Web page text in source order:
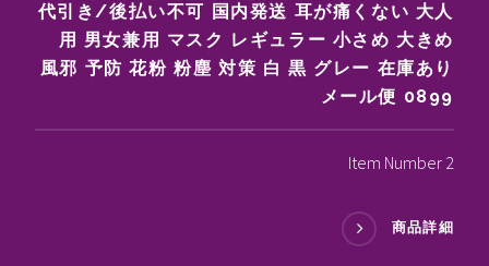
代引き/後払い不可 国内発送 耳が痛くない 大人
用 男女兼用 マスク レギュラー 小さめ 大きめ
風邪 予防 花粉 粉塵 対策 白 黒 グレー 在庫あり
メール便 0899
Item Number 2
商品詳細